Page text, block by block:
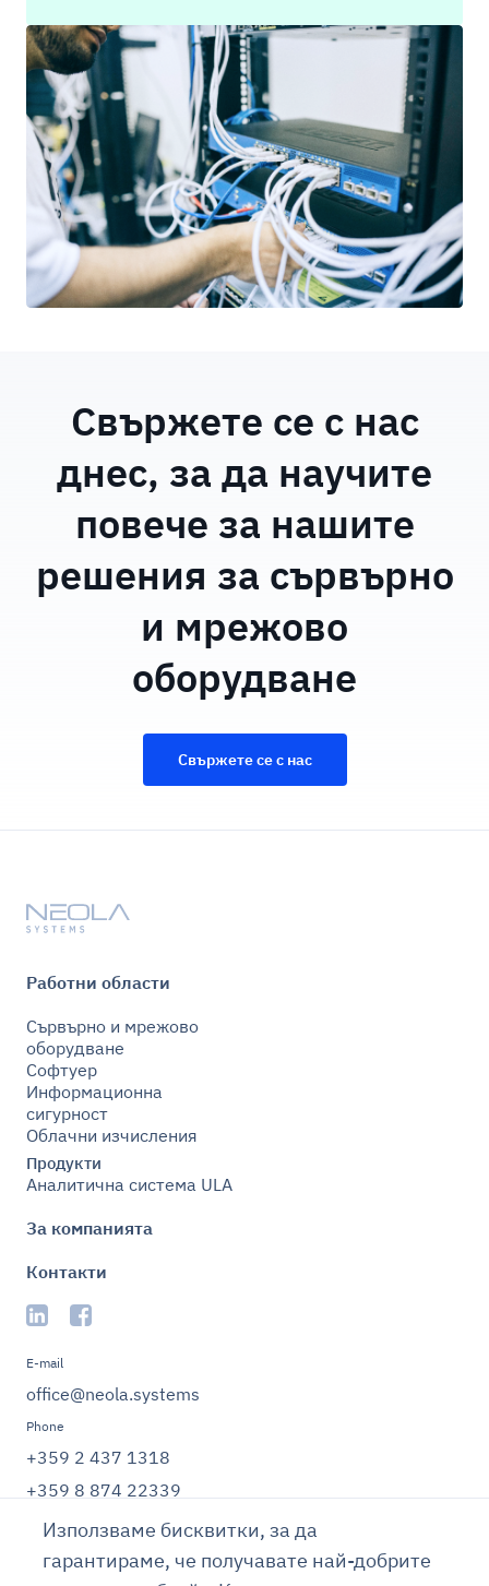
Свържете се с нас
днес, за да научите
повече за нашите
решения за сървърно
и мрежово
оборудване
Свържете се с нас
Работни области
Сървърно и мрежово
оборудване
Софтуер
Информационна
сигурност
Облачни изчисления
Продукти
Аналитична система ULA
За компанията
Контакти
E-mail
office@neola.systems
Phone
+359 2 437 1318
+359 8 874 22339
Адрес
гр. София 1000,
Община Столична,
Използваме бисквитки, за да
гарантираме, че получавате най-добрите